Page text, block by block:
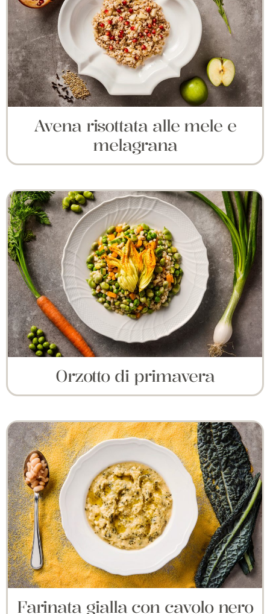
Avena risottata alle mele e
melagrana
Orzotto di primavera
Farinata gialla con cavolo nero